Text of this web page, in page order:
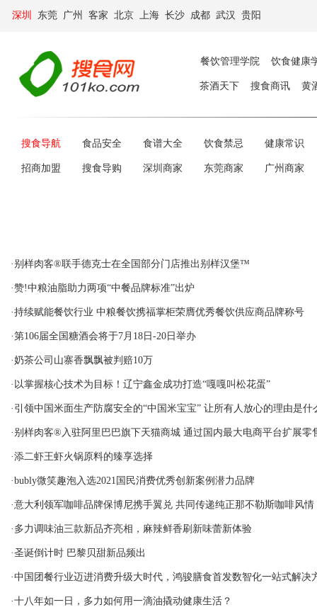
深圳 东莞 广州 客家 北京 上海 长沙 成都 武汉 贵阳
餐饮管理学院 饮食健康
茶酒天下 搜食商讯 黄
搜食导航 食品安全 食谱大全 饮食禁忌 健康常识
招商加盟 搜食导购 深圳商家 东莞商家 广州商家
·别样肉客®联手德克士在全国部分门店推出别样汉堡™
·赞!中粮油脂助力两项“中餐品牌标准”出炉
·持续赋能餐饮行业 中粮餐饮携福掌柜荣膺优秀餐饮供应商品牌称号
·第106届全国糖酒会将于7月18日-20日举办
·奶茶公司山寨香飘飘被判赔10万
·以掌握核心技术为目标！辽宁鑫金成功打造“嘎嘎叫松花蛋”
·引领中国米面生产防腐安全的“中国米宝宝” 让所有人放心的理由是什
·别样肉客®入驻阿里巴巴旗下天猫商城 通过国内最大电商平台扩展零
·添二虾王虾火锅原料的臻享选择
·bubly微笑趣泡入选2021国民消费优秀创新案例潜力品牌
·意大利领军咖啡品牌保博尼携手翼兑 共同传递纯正那不勒斯咖啡风情
·多力调味油三款新品齐亮相，麻辣鲜香刷新味蕾新体验
·圣诞倒计时 巴黎贝甜新品频出
·中国团餐行业迈进消费升级大时代，鸿骏膳食首发数智化一站式解决
·十八年如一日，多力如何用一滴油撬动健康生活？